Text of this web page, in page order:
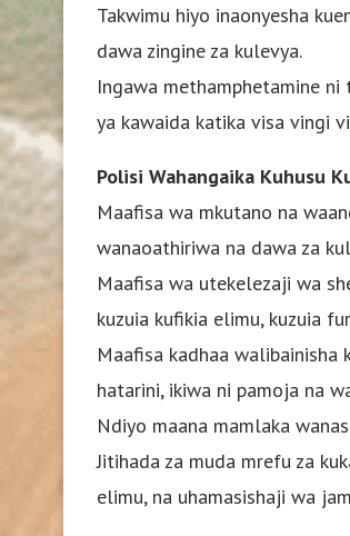
Takwimu hiyo inaonyesha
dawa zingine za kulevya.
Ingawa methamphetamine
ya kawaida katika visa vingi
Polisi Wahangaika Kuhusu
Maafisa wa mkutano na
wanaoathiriwa na dawa za
Maafisa wa utekelezaji wa
kuzuia kufikia elimu, kuzuia
Maafisa kadhaa walibainisha
hatarini, ikiwa ni pamoja na
Ndiyo maana mamlaka
Jitihada za muda mrefu za
elimu, na uhamasishaji wa